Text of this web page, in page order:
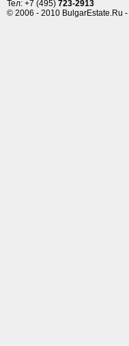
Тел: +7 (495) 723-2913
© 2006 - 2010 BulgarEstate.Ru -